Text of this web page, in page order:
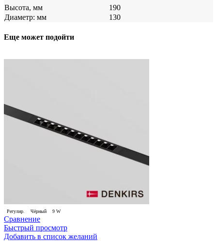
Высота, мм
190
Диаметр: мм
130
Еще может подойти
Регулир. Чёрный 9 W
Сравнение
Быстрый просмотр
Добавить в список желаний